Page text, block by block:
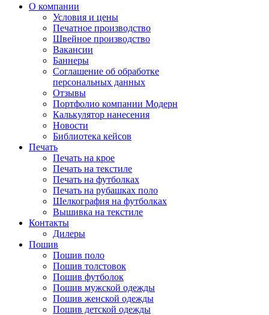
О компании
Условия и цены
Печатное производство
Швейное производство
Вакансии
Баннеры
Соглашение об обработке
персональных данных
Отзывы
Портфолио компании Модерн
Калькулятор нанесения
Новости
Библиотека кейсов
Печать
Печать на крое
Печать на текстиле
Печать на футболках
Печать на рубашках поло
Шелкография на футболках
Вышивка на текстиле
Контакты
Дилеры
Пошив
Пошив поло
Пошив толстовок
Пошив футболок
Пошив мужской одежды
Пошив женской одежды
Пошив детской одежды